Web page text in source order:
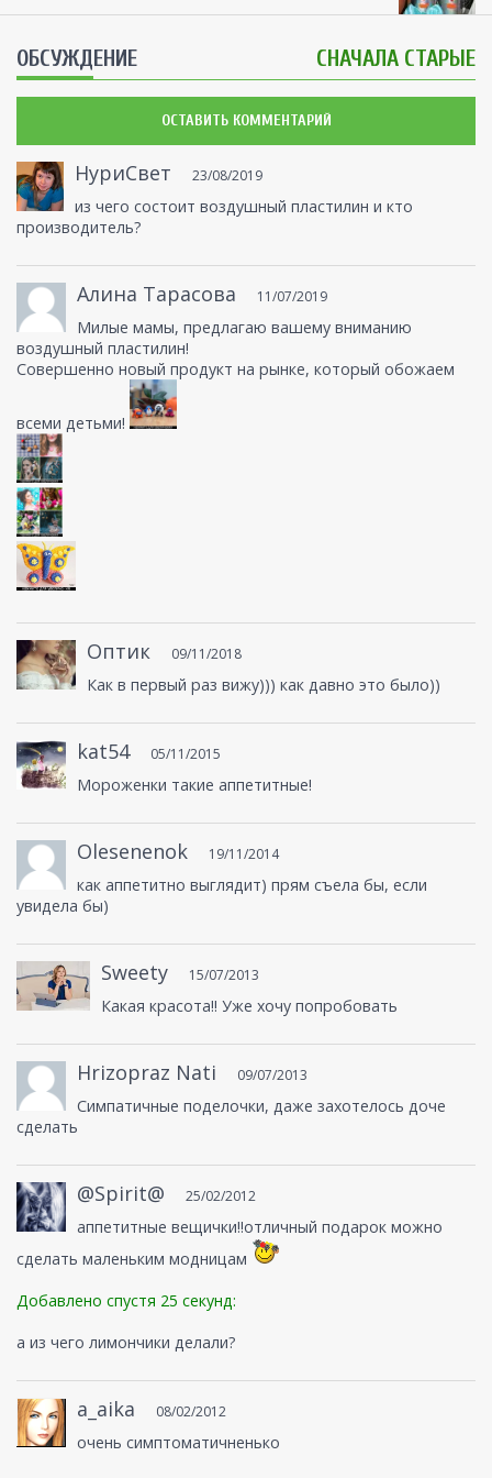
ОБСУЖДЕНИЕ СНАЧАЛА СТАРЫЕ
ОСТАВИТЬ КОММЕНТАРИЙ
НуриСвет 23/08/2019
из чего состоит воздушный пластилин и кто
производитель?
Алина Тарасова 11/07/2019
Милые мамы, предлагаю вашему вниманию
воздушный пластилин!
Совершенно новый продукт на рынке, который обожаем
всеми детьми!
Оптик 09/11/2018
Как в первый раз вижу))) как давно это было))
kat54 05/11/2015
Мороженки такие аппетитные!
Olesenenok 19/11/2014
как аппетитно выглядит) прям съела бы, если
увидела бы)
Sweety 15/07/2013
Какая красота!! Уже хочу попробовать
Hrizopraz Nati 09/07/2013
Симпатичные поделочки, даже захотелось доче
сделать
@Spirit@ 25/02/2012
аппетитные вещички!!отличный подарок можно
сделать маленьким модницам
Добавлено спустя 25 секунд:
а из чего лимончики делали?
a_aika 08/02/2012
очень симптоматичненько